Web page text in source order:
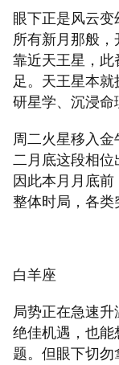
眼下正是风云
所有新月那般
靠近天王星，
足。天王星本
研星学、沉浸命
周二火星移入金
二月底这段相位
因此本月月底
整体时局，各类
白羊座
局势正在急速
绝佳机遇，也
题。但眼下切